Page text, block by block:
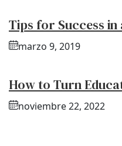
Tips for Success in
marzo 9, 2019
How to Turn
noviembre 22, 2022